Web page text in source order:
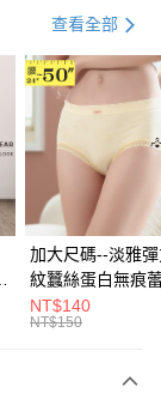
查看全部
加大尺碼--淡雅
紋蠶絲蛋白無痕
角內褲(白.粉.藍.
3L)-L28眼圈熊中
NT$140
NT$150